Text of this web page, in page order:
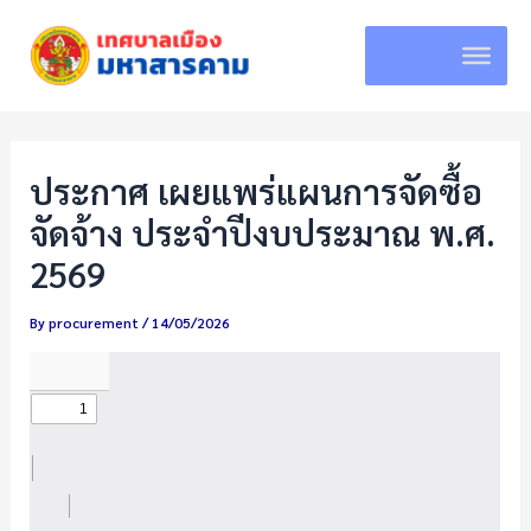
content
ประกาศ เผยแพร่แผนการจัดซื้อ
จัดจ้าง ประจำปีงบประมาณ พ.ศ.
2569
Byprocurement/14/05/2026